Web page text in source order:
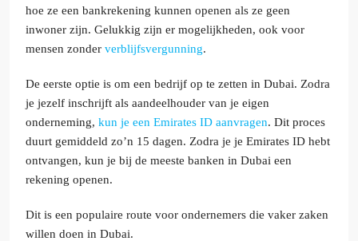
hoe ze een bankrekening kunnen openen als ze geen
inwoner zijn. Gelukkig zijn er mogelijkheden, ook voor
mensen zonder verblijfsvergunning.
De eerste optie is om een bedrijf op te zetten in Dubai. Zodra
je jezelf inschrijft als aandeelhouder van je eigen
onderneming, kun je een Emirates ID aanvragen. Dit proces
duurt gemiddeld zo’n 15 dagen. Zodra je je Emirates ID hebt
ontvangen, kun je bij de meeste banken in Dubai een
rekening openen.
Dit is een populaire route voor ondernemers die vaker zaken
willen doen in Dubai.